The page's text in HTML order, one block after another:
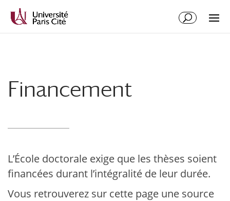
contenu
Financement
L’École doctorale exige que les thèses soient
financées durant l’intégralité de leur durée.
Vous retrouverez sur cette page une source